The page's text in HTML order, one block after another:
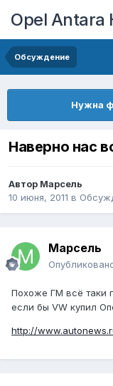
Opel Antara
Обсуждение
Нужна
Наверно нас
Автор Марсель
10 июня, 2011 в
Марсель
Похоже ГМ всё таки
если бы VW купил
http://